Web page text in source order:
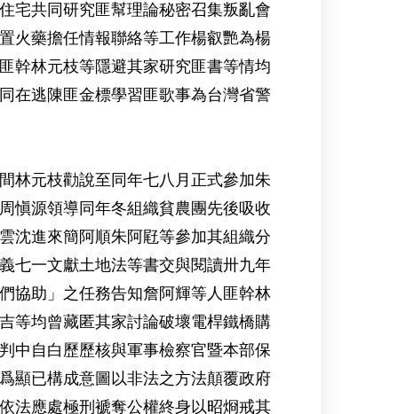
宅共同研究匪幫理論秘密召集叛亂會
火藥擔任情報聯絡等工作楊叡艷為楊
幹林元枝等隱避其家研究匪書等情均
在逃陳匪金標學習匪歌事為台灣省警
林元枝勸說至同年七八月正式參加朱
愼源領導同年冬組織貧農團先後吸收
沈進來簡阿順朱阿屘等參加其組織分
七一文獻土地法等書交與閱讀卅九年
協助」之任務告知詹阿輝等人匪幹林
等均曾藏匿其家討論破壞電桿鐵橋購
中自白歷歷核與軍事檢察官暨本部保
顯已構成意圖以非法之方法顛覆政府
法應處極刑褫奪公權終身以昭烱戒其